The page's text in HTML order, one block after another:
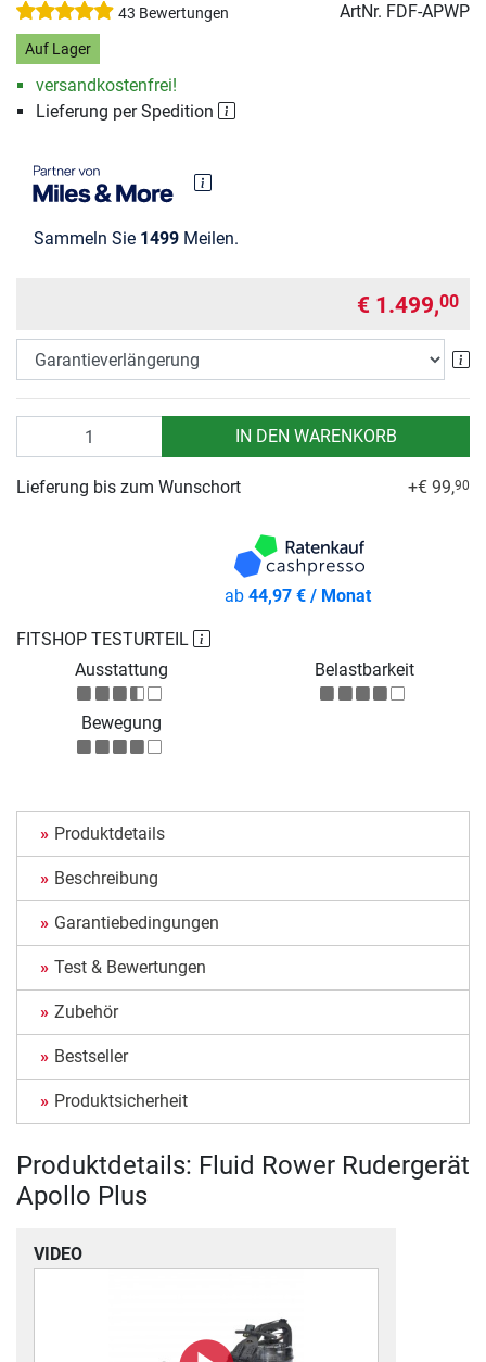
43 Bewertungen ArtNr. FDF-APWP
Auf Lager
versandkostenfrei!
Lieferung per Spedition
Sammeln Sie 1499 Meilen.
€ 1.499,00
IN DEN WARENKORB
FITSHOP TESTURTEIL
Ausstattung
Belastbarkeit
Bewegung
Lieferung bis zum Wunschort +€ 99,90
ab 44,97 € / Monat
Produktdetails
Beschreibung
Garantiebedingungen
Test & Bewertungen
Zubehör
Bestseller
Produktsicherheit
Produktdetails: Fluid Rower Rudergerät
Apollo Plus
VIDEO